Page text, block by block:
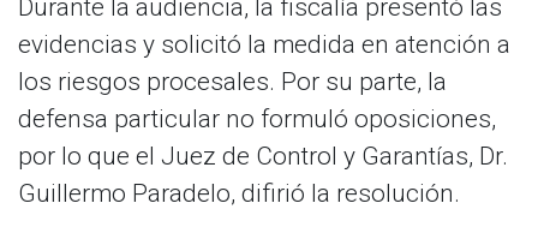
Durante la audiencia, la fiscalía presentó las
evidencias y solicitó la medida en atención a
los riesgos procesales. Por su parte, la
defensa particular no formuló oposiciones,
por lo que el Juez de Control y Garantías, Dr.
Guillermo Paradelo, difirió la resolución.